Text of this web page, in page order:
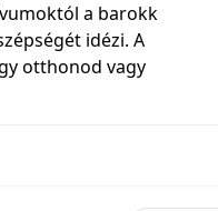
a barokk
idézi. A
otthonod vagy